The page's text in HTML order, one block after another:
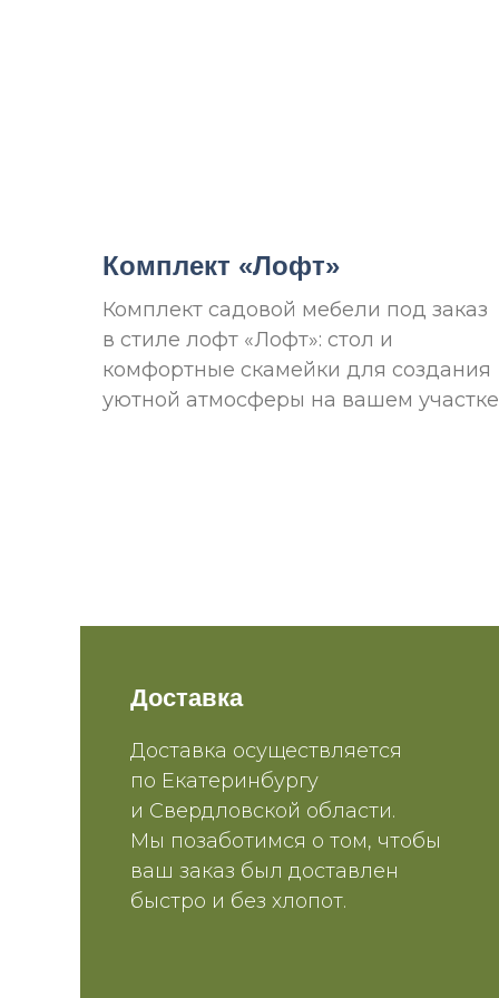
Комплект «Лофт»
Комплект садовой мебели под заказ
в стиле лофт «Лофт»: стол и
комфортные скамейки для создания
уютной атмосферы на вашем
Доставка
Доставка осуществляется
по Екатеринбургу
и Свердловской области.
Мы позаботимся о том, чтобы
ваш заказ был доставлен
быстро и без хлопот.